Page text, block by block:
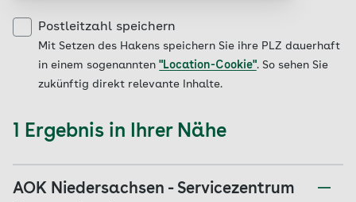
Postleitzahl speichern
Mit Setzen des Hakens speichern Sie ihre PLZ dauerhaft
in einem sogenannten "Location-Cookie". So sehen Sie
zukünftig direkt relevante Inhalte.
1 Ergebnis in Ihrer Nähe
AOK Niedersachsen - Servicezentrum